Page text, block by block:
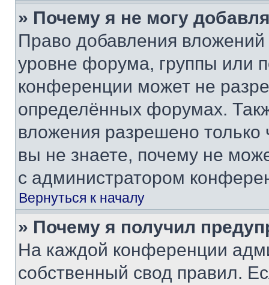
» Почему я не могу
Право добавления
уровне форума, группы или
конференции может не
определённых форумах.
вложения разрешено
вы не знаете, почему не
с администратором
Вернуться к началу
» Почему я получил
На каждой конференции
собственный свод правил.